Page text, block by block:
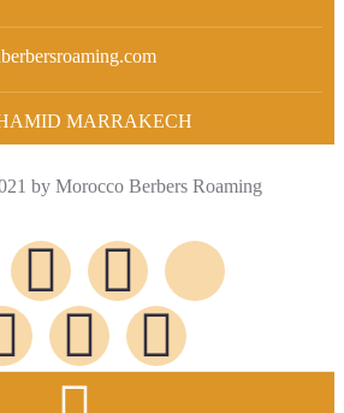
MARRAKECH
by Morocco Berbers Roaming